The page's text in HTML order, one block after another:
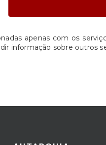
apenas com os
informação sobre outros